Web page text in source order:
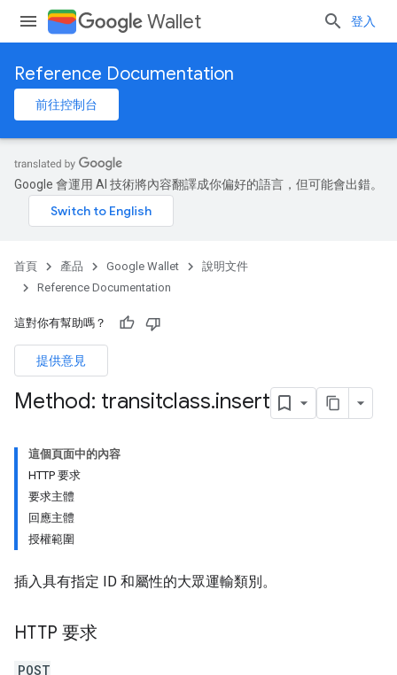
Wallet 登入
Reference Documentation
前往控制台
Google 會運用 AI 技術將內容翻譯成你偏好的語言，但可能會出錯。
首頁 產品 Google Wallet
說明文件
Reference Documentation
這對你有幫助嗎？
提供意見
Method: transitclass.insert
這個頁面中的內容
HTTP 要求
要求主體
回應主體
授權範圍
插入具有指定 ID 和屬性的大眾運輸類別。
HTTP 要求
POST